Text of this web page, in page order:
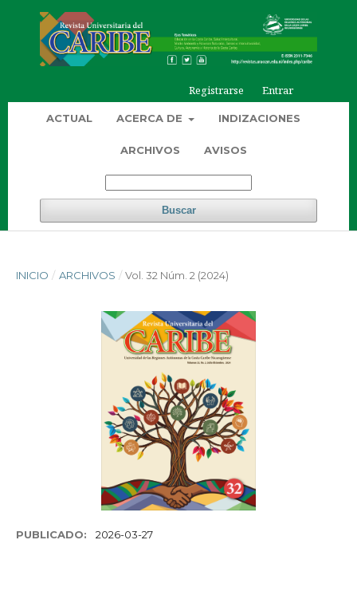
Registrarse Entrar
ACTUAL ACERCA DE INDIZACIONES
ARCHIVOS AVISOS
Buscar
INICIO / ARCHIVOS / Vol. 32 Núm. 2 (2024)
PUBLICADO: 2026-03-27